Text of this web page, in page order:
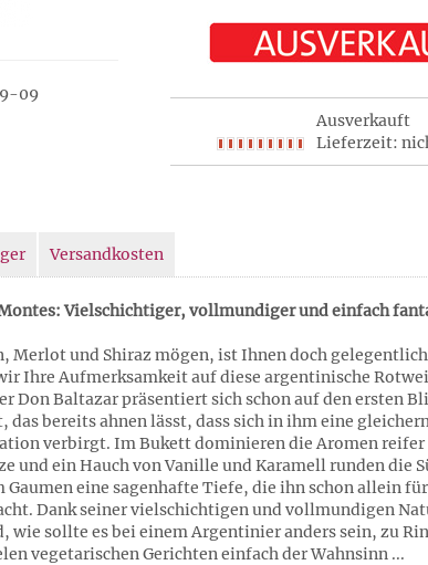
09
Ausverkauft
Lieferzeit:
Versandkosten
Vielschichtiger, vollmundiger und einfach
Merlot und Shiraz mögen, ist Ihnen doch
Ihre Aufmerksamkeit auf diese argentinische
Don Baltazar präsentiert sich schon auf den ersten
bereits ahnen lässt, dass sich in ihm eine
verbirgt. Im Bukett dominieren die Aromen reifer
und ein Hauch von Vanille und Karamell runden die
Gaumen eine sagenhafte Tiefe, die ihn schon allein
Dank seiner vielschichtigen und vollmundigen
wie sollte es bei einem Argentinier anders sein, zu
vegetarischen Gerichten einfach der Wahnsinn ...